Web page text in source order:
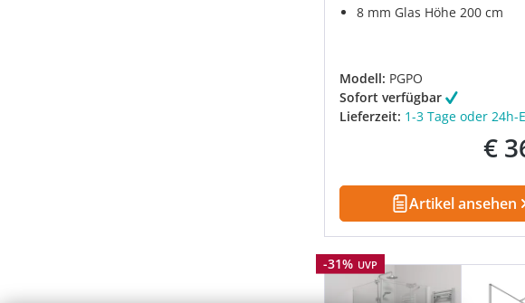
8 mm Glas Höhe 200 cm
Modell: PGPO
Sofort verfügbar
Lieferzeit: 1-3 Tage oder 24h-
€
Artikel ansehen
Rabatt
-31% UVP